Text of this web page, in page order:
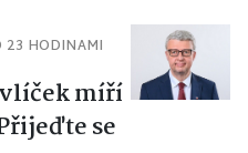
23 HODINAMI
míří
se